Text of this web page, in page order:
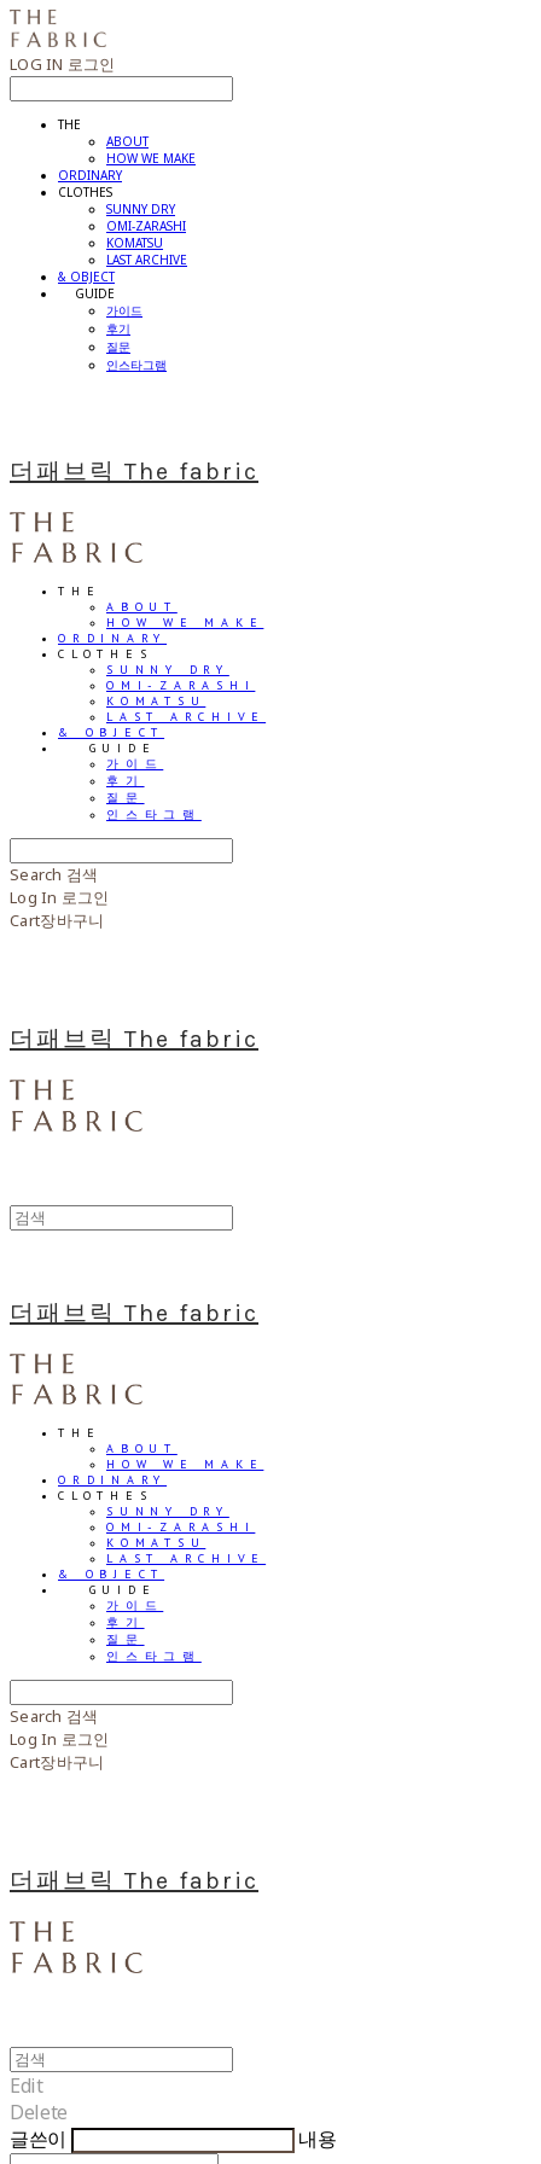
LOG IN 로그인
THE
ABOUT
HOW WE MAKE
ORDINARY
CLOTHES
SUNNY DRY
OMI-ZARASHI
KOMATSU
LAST ARCHIVE
& OBJECT
⠀⠀GUIDE
가이드
후기
질문
인스타그램
더패브릭 The fabric
THE
ABOUT
HOW WE MAKE
ORDINARY
CLOTHES
SUNNY DRY
OMI-ZARASHI
KOMATSU
LAST ARCHIVE
& OBJECT
⠀⠀GUIDE
가이드
후기
질문
인스타그램
Search 검색
Log In 로그인
Cart장바구니
더패브릭 The fabric
더패브릭 The fabric
THE
ABOUT
HOW WE MAKE
ORDINARY
CLOTHES
SUNNY DRY
OMI-ZARASHI
KOMATSU
LAST ARCHIVE
& OBJECT
⠀⠀GUIDE
가이드
후기
질문
인스타그램
Search 검색
Log In 로그인
Cart장바구니
더패브릭 The fabric
Edit
Delete
글쓴이
내용